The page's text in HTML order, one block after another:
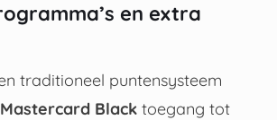
en extra
traditioneel puntensysteem
Mastercard Blacktoegang tot